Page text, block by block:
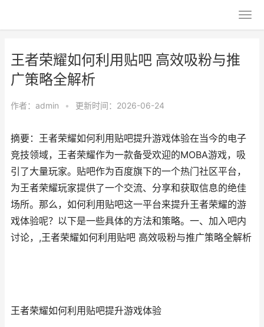
王者荣耀如何利用贴吧 高效吸粉与推
广策略全解析
作者： admin • 更新时间：2026-06-24
摘要：王者荣耀如何利用贴吧提升游戏体验在当今的电子
竞技领域，王者荣耀作为一款备受欢迎的MOBA游戏，吸
引了大量玩家。贴吧作为百度旗下的一个热门社区平台，
为王者荣耀玩家提供了一个交流、分享和获取信息的绝佳
场所。那么，如何利用贴吧这一平台来提升王者荣耀的游
戏体验呢？以下是一些具体的方法和策略。一、加入吧内
讨论，,王者荣耀如何利用贴吧 高效吸粉与推广策略全解析
王者荣耀如何利用贴吧提升游戏体验